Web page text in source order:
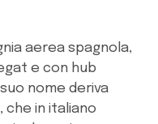
aerea spagnola,
e con hub
nome deriva
che in italiano